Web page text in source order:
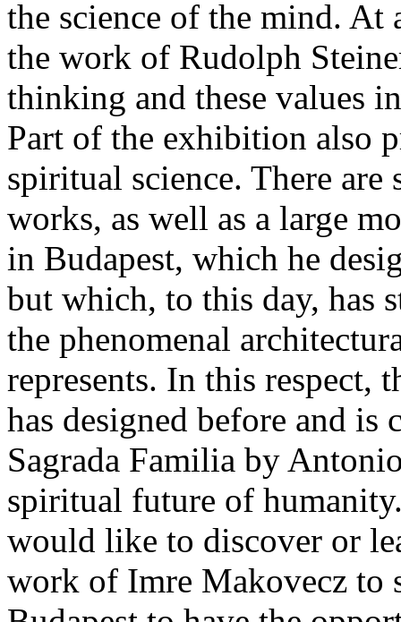
the science of the mind. At
the work of Rudolph
thinking and these values
Part of the exhibition also
spiritual science. There
works, as well as a large
in Budapest, which he
but which, to this day, has
the phenomenal
represents. In this respect,
has designed before and is
Sagrada Familia by
spiritual future of
would like to discover or
work of Imre Makovecz to